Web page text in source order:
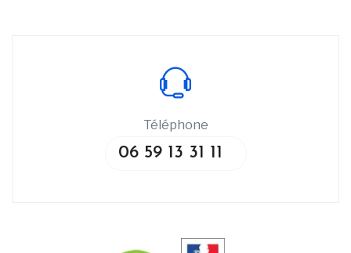
Téléphone
06 59 13 31 11